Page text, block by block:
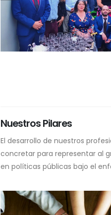
Nuestros Pilares
El desarrollo de nuestros
concretar para representar al
en políticas públicas bajo el